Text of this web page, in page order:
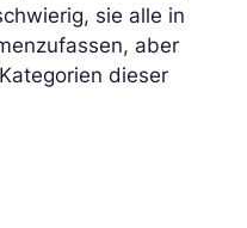
sie alle in
aber
dieser